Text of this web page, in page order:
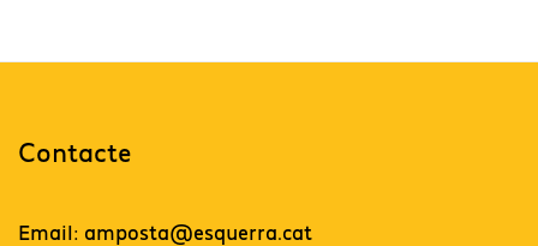
Contacte
Email: amposta@esquerra.cat